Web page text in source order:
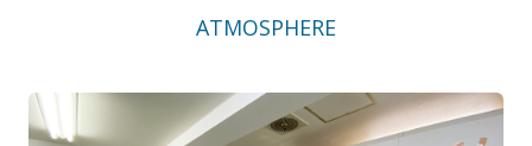
ATMOSPHERE